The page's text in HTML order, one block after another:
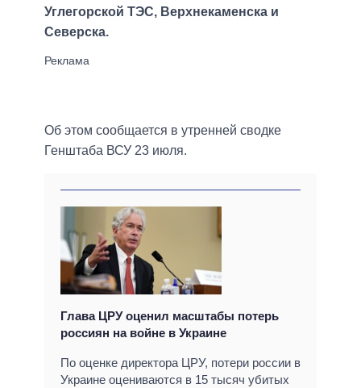
Углегорской ТЭС, Верхнекаменска и
Северска.
Об этом сообщается в утренней сводке
Генштаба ВСУ 23 июля.
Глава ЦРУ оценил масштабы потерь
россиян на войне в Украине
По оценке директора ЦРУ, потери россии в
Украине оцениваются в 15 тысяч убитых